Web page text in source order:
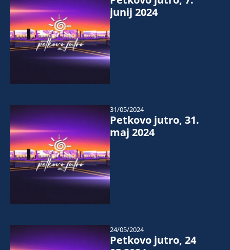
junij 2024
Petkovo jutro, 31.
maj 2024
31/05/2024
Petkovo jutro, 24
24/05/2024